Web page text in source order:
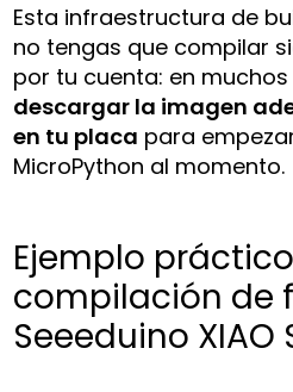
Esta infraestructura de
no tengas que compilar
por tu cuenta: en
descargar la imagen
en tu placa para
MicroPython al momento.
Ejemplo
compilación de
Seeeduino XIAO